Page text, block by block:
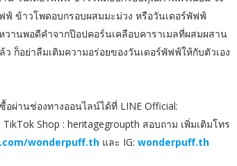
ฟ์ ข้าวโพดอบกรอบผสมมะม่วง หรือวันเดอร์พัฟฟ์
านพอดีคำจากป๊อปคอร์นเคลือบคาราเมลที่ผสมผสาน
ก็อย่าลืมเติมความอร่อยของวันเดอร์พัฟฟ์ให้กับตัวเอง
ผ่านช่องทางออนไลน์ได้ที่ LINE Official:
Shop : heritagegroupth สอบถาม เพิ่มเติมโทร
wonderpuff.th และ IG: wonderpuff.th